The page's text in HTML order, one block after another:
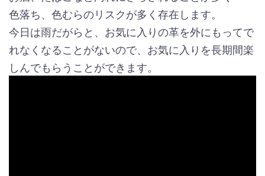
色落ち、色むらのリスクが多く存在します。
今日は雨だがらと、お気に入りの革を外にもってで
れなくなることがないので、お気に入りを長期間楽
しんでもらうことができます。